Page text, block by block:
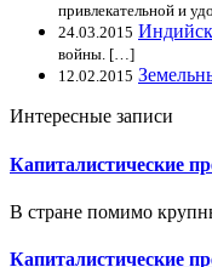
привлекательной и
24.03.2015
войны. […]
12.02.2015
Интересные записи
Капиталистические
В стране помимо
Капиталистические